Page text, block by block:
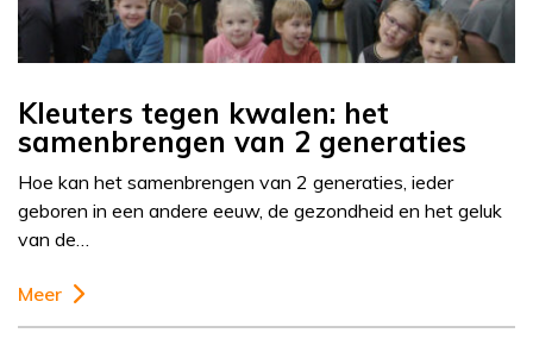
Kleuters tegen kwalen: het
samenbrengen van 2 generaties
Hoe kan het samenbrengen van 2 generaties, ieder
geboren in een andere eeuw, de gezondheid en het geluk
van de…
Meer